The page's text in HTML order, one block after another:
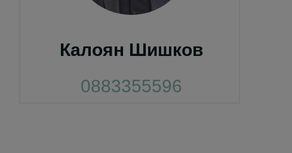
Калоян Шишков
0883355596